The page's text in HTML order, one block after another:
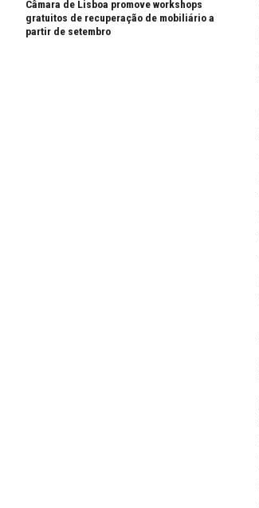
Câmara de Lisboa promove workshops
gratuitos de recuperação de mobiliário a
partir de setembro